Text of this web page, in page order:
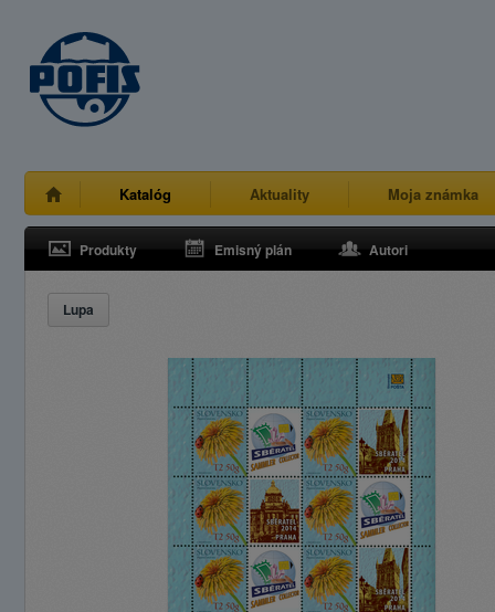
Katalóg Aktuality Moja známka
Produkty Emisný plán Autori
Lupa